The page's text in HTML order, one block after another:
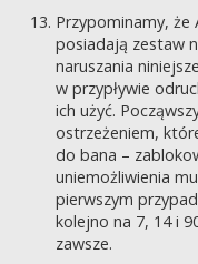
Przypominamy,
posiadają zestaw
naruszania
w przypływie
ich użyć.
ostrzeżeniem,
do bana –
uniemożliwienia
pierwszym
kolejno na 7, 14 i
zawsze.